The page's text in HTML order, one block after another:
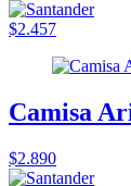
$2.457
Camisa
$2.890